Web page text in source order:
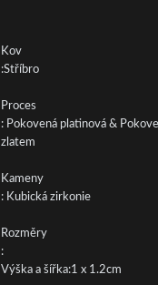
Kov
:Stříbro
Proces
: Pokovená platinová &
zlatem
Kameny
: Kubická zirkonie
Rozměry
:
Výška a šířka:1 x 1.2cm